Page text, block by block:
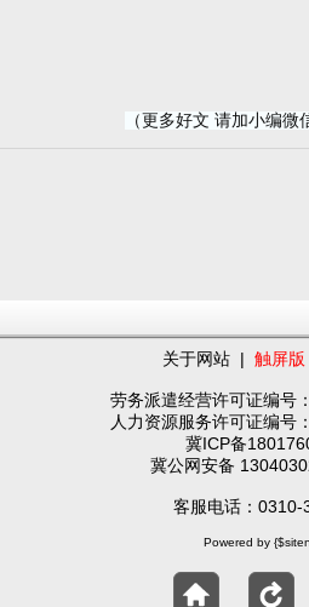
（更多好文 请加小编微
关于网站 | 触屏版
劳务派遣经营许可证编号
人力资源服务许可证编号
冀ICP备
冀公网安备
客服电话：0310-
Powered by